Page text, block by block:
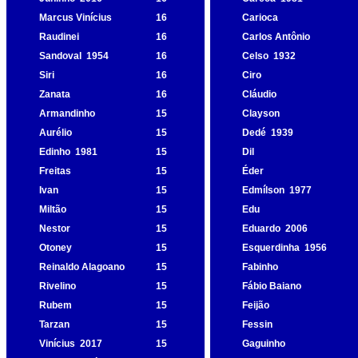
Marcus Vinícius
16
Carioca
Raudinei
16
Carlos Antônio
Sandoval
1954 16 Celso 1932
Siri
16
Ciro
Zanata
16
Cláudio
Armandinho
15
Clayson
Aurélio
15 Dedé 1939
Edinho 1981 15
Dil
Freitas
15
Éder
Ivan
15 Edmílson 1977
Miltão
15
Edu
Nestor
15 Eduardo 2006
Otoney
15 Esquerdinha 1956
Reinaldo Alagoano
15
Fabinho
Rivelino
15
Fábio Baiano
Rubem
15
Feijão
Tarzan
15
Fessin
Vinícius 2017 15
Gaguinho